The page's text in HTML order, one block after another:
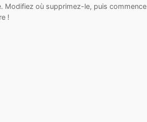
Modifiez où supprimez-le, puis
!